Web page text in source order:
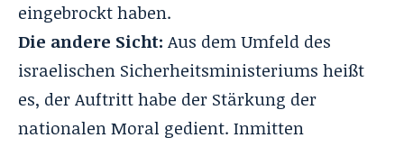
eingebrockt haben.
Die andere Sicht: Aus dem Umfeld des
israelischen Sicherheitsministeriums heißt
es, der Auftritt habe der Stärkung der
nationalen Moral gedient. Inmitten